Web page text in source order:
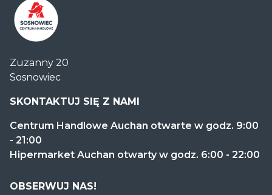
Handlowe
Auchan
Sosnowiec
Zuzanny 20
Sosnowiec
SKONTAKTUJ SIĘ Z NAMI
Centrum Handlowe Auchan otwarte w godz. 9:00
- 21:00
Hipermarket Auchan otwarty w godz. 6:00 - 22:00
OBSERWUJ NAS!